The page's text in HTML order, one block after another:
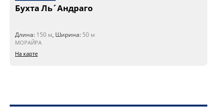
Бухта Ль´Андраго
Длина: 150 м, Ширина: 50 м
МОРАЙРА
На карте